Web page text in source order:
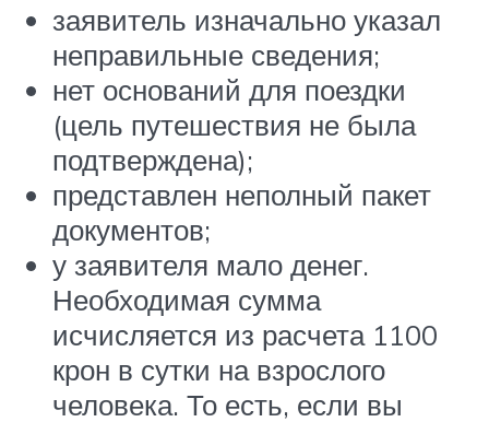
заявитель изначально указал
неправильные сведения;
нет оснований для поездки
(цель путешествия не была
подтверждена);
представлен неполный пакет
документов;
у заявителя мало денег.
Необходимая сумма
исчисляется из расчета 1100
крон в сутки на взрослого
человека. То есть, если вы